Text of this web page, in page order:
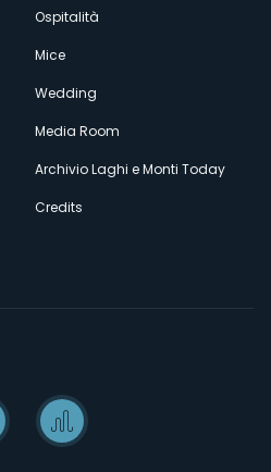
Ospitalità
Mice
Wedding
Media Room
Archivio Laghi e Monti Today
Credits